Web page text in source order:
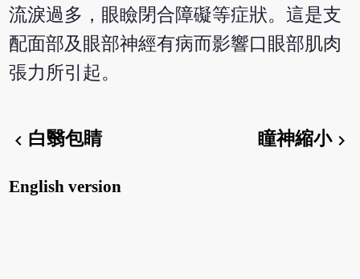
流淚過多，眼瞼閉合障礙等症狀。這是支
配面部及眼部神經有病而影響口眼部肌肉
張力所引起。
chevron_left 白翳包睛 瞳神縮小chevron_right
English version